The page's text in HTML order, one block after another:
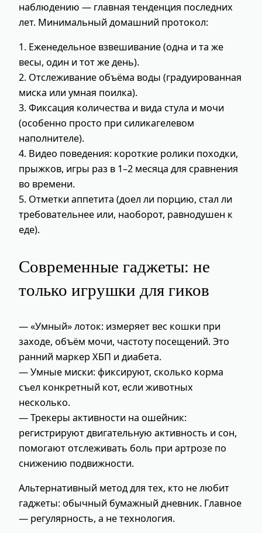
наблюдению — главная тенденция последних
лет. Минимальный домашний протокол:
1. Еженедельное взвешивание (одна и та же
весы, один и тот же день).
2. Отслеживание объёма воды (градуированная
миска или умная поилка).
3. Фиксация количества и вида стула и мочи
(особенно просто при силикагелевом
наполнителе).
4. Видео поведения: короткие ролики походки,
прыжков, игры раз в 1–2 месяца для сравнения
во времени.
5. Отметки аппетита (доел ли порцию, стал ли
требовательнее или, наоборот, равнодушен к
еде).
Современные гаджеты: не
только игрушки для гиков
— «Умный» лоток: измеряет вес кошки при
заходе, объём мочи, частоту посещений. Это
ранний маркер ХБП и диабета.
— Умные миски: фиксируют, сколько корма
съел конкретный кот, если животных
несколько.
— Трекеры активности на ошейник:
регистрируют двигательную активность и сон,
помогают отслеживать боль при артрозе по
снижению подвижности.
Альтернативный метод для тех, кто не любит
гаджеты: обычный бумажный дневник. Главное
— регулярность, а не технология.